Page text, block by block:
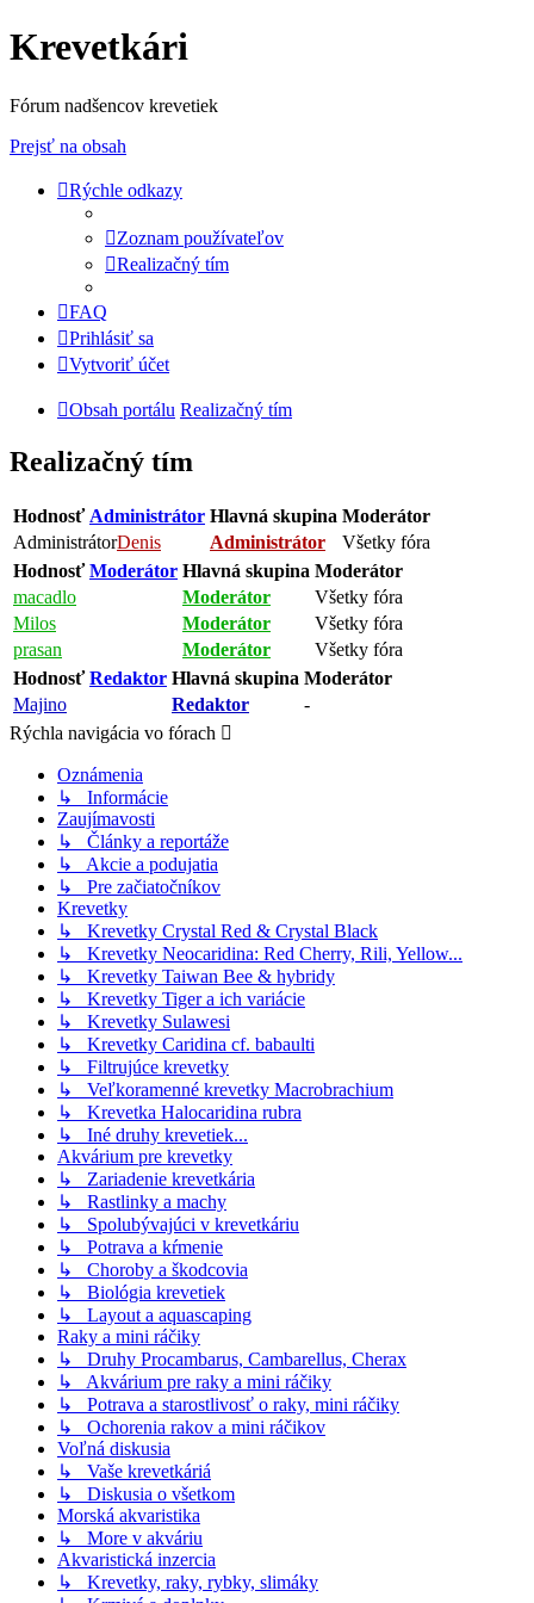
Krevetkári
Fórum nadšencov krevetiek
Prejsť na obsah
Rýchle odkazy
Zoznam používateľov
Realizačný tím
FAQ
Prihlásiť sa
Vytvoriť účet
Obsah portálu Realizačný tím
Realizačný tím
Hodnosť Administrátor Hlavná skupina Moderátor
AdministrátorDenis Administrátor
Všetky fóra
HodnosťModerátor Hlavná skupina Moderátor
macadlo
Moderátor
Všetky fóra
Milos
Moderátor
Všetky fóra
prasan
Moderátor
Všetky fóra
HodnosťRedaktor Hlavná skupina Moderátor
Majino
Redaktor
-
Rýchla navigácia vo fórach
Oznámenia
↳ Informácie
Zaujímavosti
↳ Články a reportáže
↳ Akcie a podujatia
↳ Pre začiatočníkov
Krevetky
↳ Krevetky Crystal Red & Crystal Black
↳ Krevetky Neocaridina: Red Cherry, Rili, Yellow...
↳ Krevetky Taiwan Bee & hybridy
↳ Krevetky Tiger a ich variácie
↳ Krevetky Sulawesi
↳ Krevetky Caridina cf. babaulti
↳ Filtrujúce krevetky
↳ Veľkoramenné krevetky Macrobrachium
↳ Krevetka Halocaridina rubra
↳ Iné druhy krevetiek...
Akvárium pre krevetky
↳ Zariadenie krevetkária
↳ Rastlinky a machy
↳ Spolubývajúci v krevetkáriu
↳ Potrava a kŕmenie
↳ Choroby a škodcovia
↳ Biológia krevetiek
↳ Layout a aquascaping
Raky a mini ráčiky
↳ Druhy Procambarus, Cambarellus, Cherax
↳ Akvárium pre raky a mini ráčiky
↳ Potrava a starostlivosť o raky, mini ráčiky
↳ Ochorenia rakov a mini ráčikov
Voľná diskusia
↳ Vaše krevetkáriá
↳ Diskusia o všetkom
Morská akvaristika
↳ More v akváriu
Akvaristická inzercia
↳ Krevetky, raky, rybky, slimáky